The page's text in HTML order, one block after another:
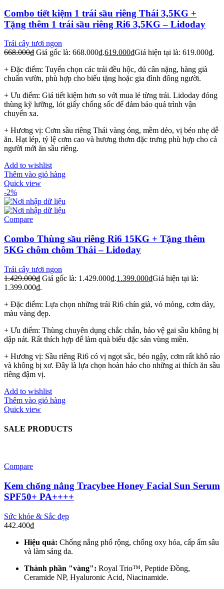
Combo tiết kiệm 1 trái sầu riêng Thái 3,5KG +
Tặng thêm 1 trái sầu riêng Ri6 3,5KG – Lidoday
Trái cây tươi ngon
668.000₫ Giá gốc là: 668.000₫.619.000₫Giá hiện tại là: 619.000₫.
+ Đặc điểm: Tuyển chọn các trái đều hộc, đủ cân nặng, hàng già
chuẩn vườn, phù hợp cho biếu tặng hoặc gia đình đông người.
+ Ưu điểm: Giá tiết kiệm hơn so với mua lẻ từng trái. Lidoday đóng
thùng kỹ lưỡng, lót giấy chống sốc để đảm bảo quá trình vận
chuyển xa.
+ Hương vị: Cơm sầu riêng Thái vàng óng, mềm dẻo, vị béo nhẹ dễ
ăn. Hạt lép, tỷ lệ cơm cao và hương thơm đặc trưng phù hợp cho cả
người mới ăn sầu riêng.
Add to wishlist
Thêm vào giỏ hàng
Quick view
-2%
Compare
Combo Thùng sầu riêng Ri6 15KG + Tặng thêm
5KG chôm chôm Thái – Lidoday
Trái cây tươi ngon
1.429.000₫ Giá gốc là: 1.429.000₫.1.399.000₫Giá hiện tại là:
1.399.000₫.
+ Đặc điểm: Lựa chọn những trái Ri6 chín già, vỏ mỏng, cơm dày,
màu vàng đẹp.
+ Ưu điểm: Thùng chuyên dụng chắc chắn, bảo vệ gai sầu không bị
dập nát. Rất thích hợp để làm quà biếu đặc sản vùng miền.
+ Hương vị: Sầu riêng Ri6 có vị ngọt sắc, béo ngậy, cơm rất khô ráo
và không bị xơ. Đây là lựa chọn hoàn hảo cho những ai thích ăn sầu
riêng đậm vị.
Add to wishlist
Thêm vào giỏ hàng
Quick view
SALE PRODUCTS
Compare
Kem chống nắng Tracybee Honey Facial Sun Serum
SPF50+ PA++++
Sức khỏe & Sắc đẹp
442.400₫
Hiệu quả: Chống nắng phổ rộng, chống oxy hóa, cấp ẩm sâu
và làm sáng da.
Thành phần "vàng": Royal Trio™, Peptide Đồng,
Ceramide NP, Hyaluronic Acid, Niacinamide.